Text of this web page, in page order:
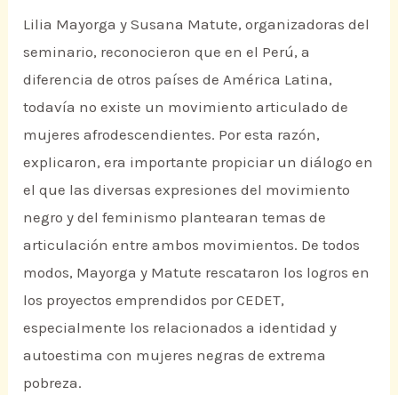
Lilia Mayorga y Susana Matute, organizadoras del
seminario, reconocieron que en el Perú, a
diferencia de otros países de América Latina,
todavía no existe un movimiento articulado de
mujeres afrodescendientes. Por esta razón,
explicaron, era importante propiciar un diálogo en
el que las diversas expresiones del movimiento
negro y del feminismo plantearan temas de
articulación entre ambos movimientos. De todos
modos, Mayorga y Matute rescataron los logros en
los proyectos emprendidos por CEDET,
especialmente los relacionados a identidad y
autoestima con mujeres negras de extrema
pobreza.